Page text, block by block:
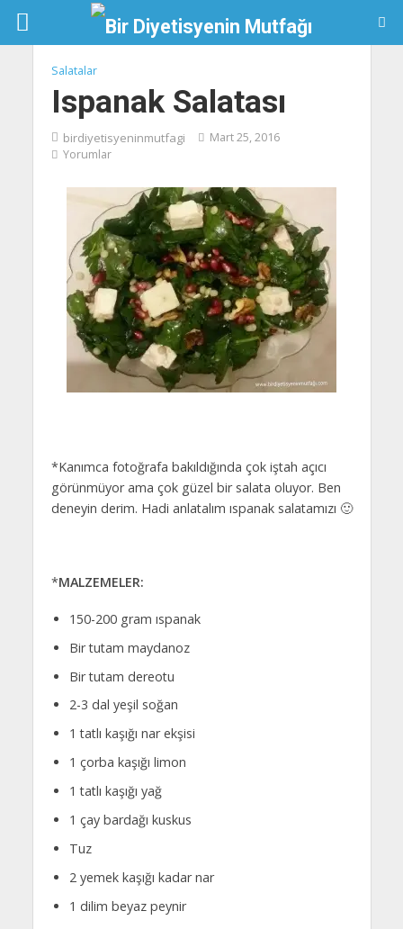
Salatalar
Ispanak Salatası
birdiyetisyeninmutfagi
Mart 25, 2016
Yorumlar
*Kanımca fotoğrafa bakıldığında çok iştah açıcı
görünmüyor ama çok güzel bir salata oluyor. Ben
deneyin derim. Hadi anlatalım ıspanak salatamızı 🙂
*MALZEMELER:
150-200 gram ıspanak
Bir tutam maydanoz
Bir tutam dereotu
2-3 dal yeşil soğan
1 tatlı kaşığı nar ekşisi
1 çorba kaşığı limon
1 tatlı kaşığı yağ
1 çay bardağı kuskus
Tuz
2 yemek kaşığı kadar nar
1 dilim beyaz peynir